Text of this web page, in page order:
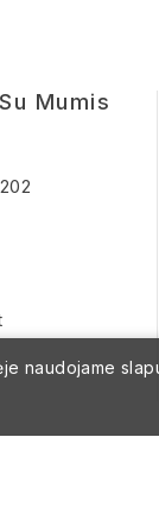
Mumis
naudojame